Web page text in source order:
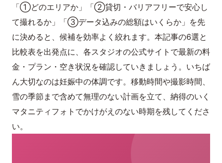
「①どのエリアか」「②貸切・バリアフリーで安心し
て撮れるか」「③データ込みの総額はいくらか」を先
に決めると、候補を効率よく絞れます。本記事の6選と
比較表を出発点に、各スタジオの公式サイトで最新の料
金・プラン・空き状況を確認していきましょう。いちば
ん大切なのは妊娠中の体調です。移動時間や撮影時間、
雪の季節まで含めて無理のない計画を立て、納得のいく
マタニティフォトでかけがえのない時期を残してくださ
い。